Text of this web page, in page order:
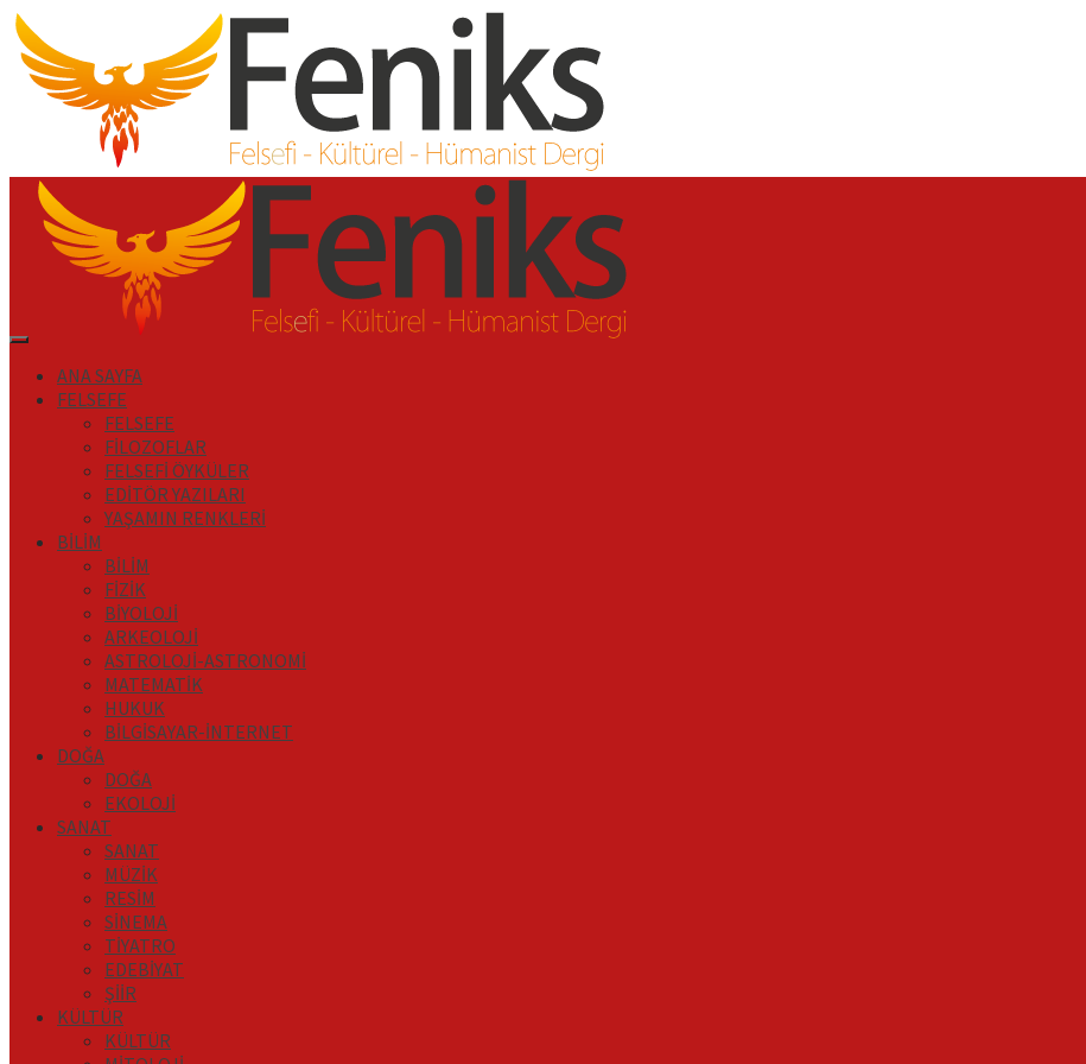
İçeriği
Geç
Primary
ANA SAYFA
FELSEFE
FELSEFE
FİLOZOFLAR
FELSEFİ ÖYKÜLER
EDİTÖR YAZILARI
YAŞAMIN RENKLERİ
BİLİM
BİLİM
FİZİK
BİYOLOJİ
ARKEOLOJİ
ASTROLOJİ-ASTRONOMİ
MATEMATİK
HUKUK
BİLGİSAYAR-İNTERNET
DOĞA
DOĞA
EKOLOJİ
SANAT
SANAT
MÜZİK
RESİM
SİNEMA
TİYATRO
EDEBİYAT
ŞİİR
KÜLTÜR
KÜLTÜR